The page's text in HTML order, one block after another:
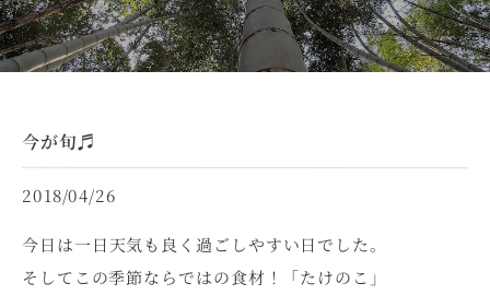
今が旬♬
2018/04/26
今日は一日天気も良く過ごしやすい日でした。
そしてこの季節ならではの食材！「たけのこ」